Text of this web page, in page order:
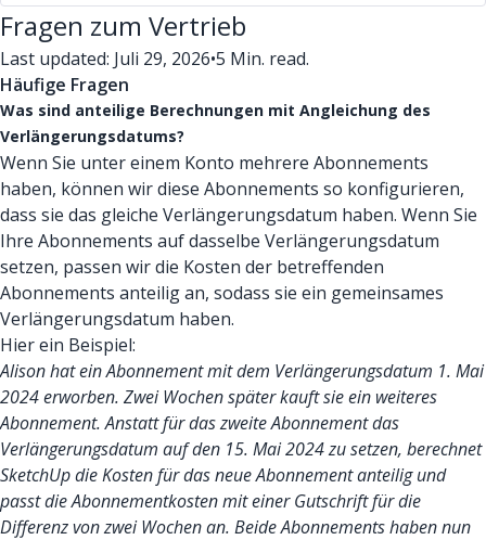
Fragen zum Vertrieb
Last updated: Juli 29, 2026•5 Min. read.
Häufige Fragen
Was sind anteilige Berechnungen mit Angleichung des
Verlängerungsdatums?
Wenn Sie unter einem Konto mehrere Abonnements
haben, können wir diese Abonnements so konfigurieren,
dass sie das gleiche Verlängerungsdatum haben. Wenn Sie
Ihre Abonnements auf dasselbe Verlängerungsdatum
setzen, passen wir die Kosten der betreffenden
Abonnements anteilig an, sodass sie ein gemeinsames
Verlängerungsdatum haben.
Hier ein Beispiel:
Alison hat ein Abonnement mit dem Verlängerungsdatum 1. Mai
2024 erworben. Zwei Wochen später kauft sie ein weiteres
Abonnement. Anstatt für das zweite Abonnement das
Verlängerungsdatum auf den 15. Mai 2024 zu setzen, berechnet
SketchUp die Kosten für das neue Abonnement anteilig und
passt die Abonnementkosten mit einer Gutschrift für die
Differenz von zwei Wochen an. Beide Abonnements haben nun